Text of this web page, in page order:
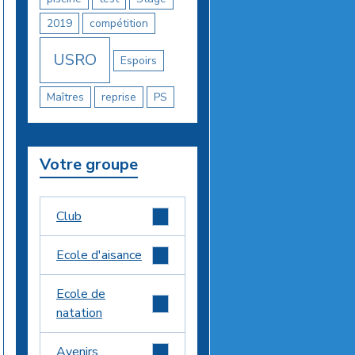
2019
compétition
USRO Espoirs
Maîtres reprise PS
Votre groupe
Club
Ecole d'aisance
Ecole de
natation